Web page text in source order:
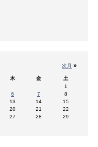
次月 »
木 金
土
1
6 7
8
13 14
15
20 21
22
27 28
29